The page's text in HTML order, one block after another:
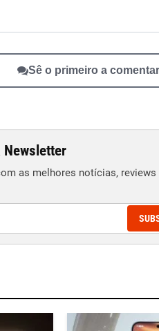
Sê o primeiro a comentar
Newsletter
as melhores notícias,